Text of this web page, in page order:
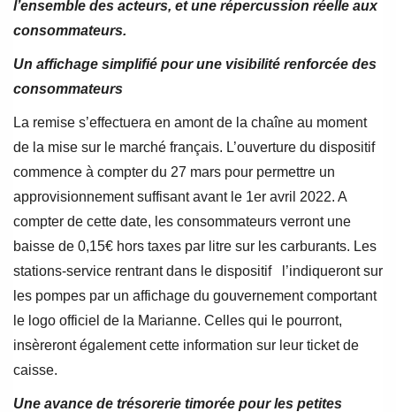
l’ensemble des acteurs, et une répercussion réelle aux
consommateurs.
Un affichage simplifié pour une visibilité renforcée des
consommateurs
La remise s’effectuera en amont de la chaîne au moment
de la mise sur le marché français. L’ouverture du dispositif
commence à compter du 27 mars pour permettre un
approvisionnement suffisant avant le 1er avril 2022. A
compter de cette date, les consommateurs verront une
baisse de 0,15€ hors taxes par litre sur les carburants. Les
stations-service rentrant dans le dispositif l’indiqueront sur
les pompes par un affichage du gouvernement comportant
le logo officiel de la Marianne. Celles qui le pourront,
insèreront également cette information sur leur ticket de
caisse.
Une avance de trésorerie timorée pour les petites